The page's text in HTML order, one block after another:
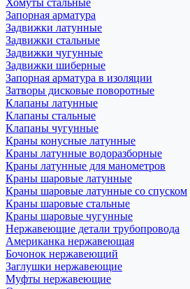
Хомуты стальные
Запорная арматура
Задвижки латунные
Задвижки стальные
Задвижки чугунные
Задвижки шиберные
Запорная арматура в изоляции
Затворы дисковые поворотные
Клапаны латунные
Клапаны стальные
Клапаны чугунные
Краны конусные латунные
Краны латунные водоразборные
Краны латунные для манометров
Краны шаровые латунные
Краны шаровые латунные со спуском
Краны шаровые стальные
Краны шаровые чугунные
Нержавеющие детали трубопровода
Американка нержавеющая
Бочонок нержавеющий
Заглушки нержавеющие
Муфты нержавеющие